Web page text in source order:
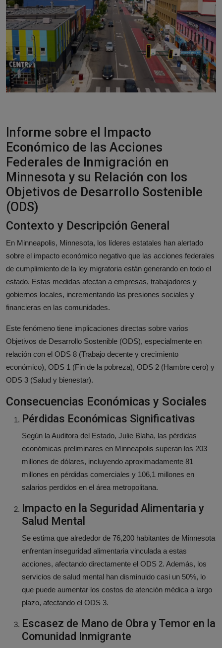
Responsible AI training
Descubre más
Español
Informe sobre el Impacto
Económico de las Acciones
Federales de Inmigración en
Minnesota y su Relación con los
Objetivos de Desarrollo Sostenible
(ODS)
Contexto y Descripción General
En Minneapolis, Minnesota, los líderes estatales han alertado
sobre el impacto económico negativo que las acciones federales
de cumplimiento de la ley migratoria están generando en todo el
estado. Estas medidas afectan a empresas, trabajadores y
gobiernos locales, incrementando las presiones sociales y
financieras en las comunidades.
Este fenómeno tiene implicaciones directas sobre varios
Objetivos de Desarrollo Sostenible (ODS), especialmente en
relación con el ODS 8 (Trabajo decente y crecimiento
económico), ODS 1 (Fin de la pobreza), ODS 2 (Hambre cero) y
ODS 3 (Salud y bienestar).
Consecuencias Económicas y Sociales
Pérdidas Económicas Significativas
Según la Auditora del Estado, Julie Blaha, las pérdidas
económicas preliminares en Minneapolis superan los 203
millones de dólares, incluyendo aproximadamente 81
millones en pérdidas comerciales y 106,1 millones en
salarios perdidos en el área metropolitana.
Impacto en la Seguridad Alimentaria y
Salud Mental
Se estima que alrededor de 76,200 habitantes de Minnesota
enfrentan inseguridad alimentaria vinculada a estas
acciones, afectando directamente el ODS 2. Además, los
servicios de salud mental han disminuido casi un 50%, lo
que puede aumentar los costos de atención médica a largo
plazo, afectando el ODS 3.
Escasez de Mano de Obra y Temor en la
Comunidad Inmigrante